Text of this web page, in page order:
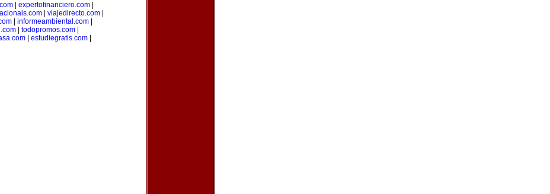
expertofinanciero.com
viajedirecto.com
| informeambiental.com|
todopromos.com
| estudiegratis.com|